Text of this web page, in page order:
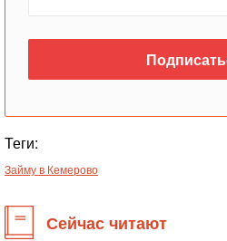
Теги:
Займу в Кемерово
Сейчас читают